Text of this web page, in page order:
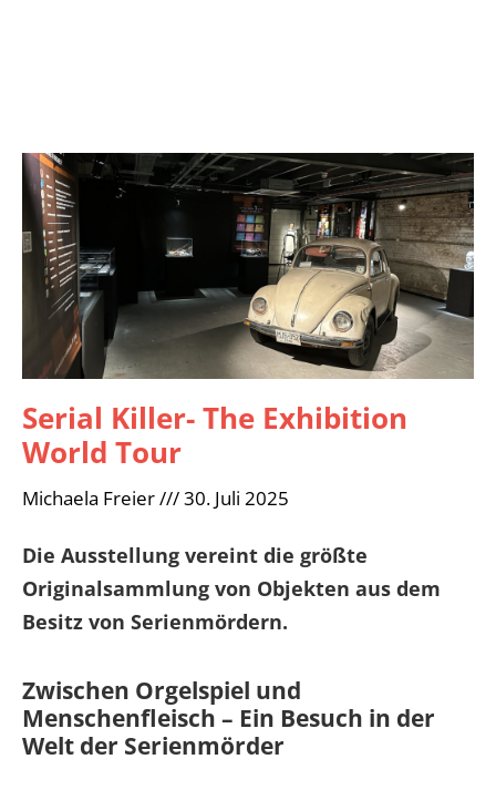
Serial Killer- The Exhibition
World Tour
Michaela Freier 30. Juli 2025
Die Ausstellung vereint die größte
Originalsammlung von Objekten aus dem
Besitz von Serienmördern.
Zwischen Orgelspiel und
Menschenfleisch – Ein Besuch in der
Welt der Serienmörder